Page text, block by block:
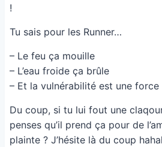
!
Tu sais pour les Runner…
– Le feu ça mouille
– L’eau froide ça brûle
– Et la vulnérabilité est une force
Du coup, si tu lui fout une
penses qu’il prend ça pour de
plainte ? J’hésite là du coup